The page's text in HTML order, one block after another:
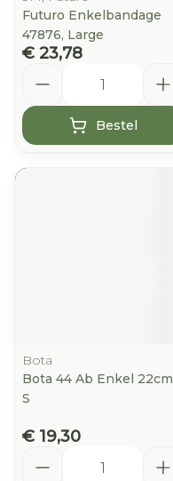
Futuro Enkelbandage
47876, Large
€ 23,78
Bestel
Bota
Bota 44 Ab Enkel 22cm
S
€ 19,30